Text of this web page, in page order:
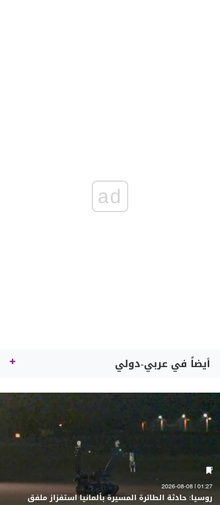
ad
أيضاً في عربي-دولي
01:27 | 2026-08-08
روسيا: حادثة الطائرة المسيرة بألمانيا استفزاز ملفق